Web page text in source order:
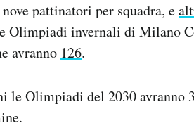
pattinatori per squadra, e
Olimpiadi invernali di Milano
avranno 126.
le Olimpiadi del 2030 avranno